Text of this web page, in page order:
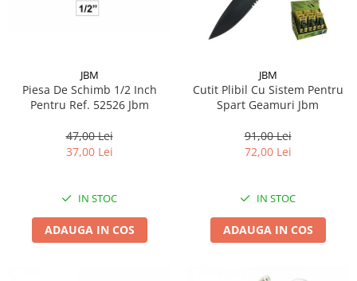
JBM
Piesa De Schimb 1/2 Inch
Pentru Ref. 52526 Jbm
47,00 Lei
37,00 Lei
IN STOC
ADAUGA IN COS
JBM
Cutit Plibil Cu Sistem Pentru
Spart Geamuri Jbm
91,00 Lei
72,00 Lei
IN STOC
ADAUGA IN COS